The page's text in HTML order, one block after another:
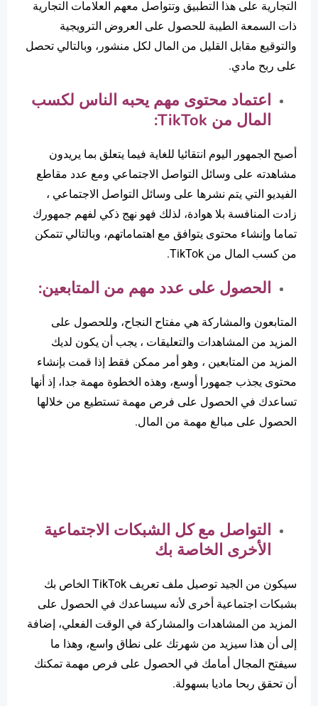
التجارية على هذا التطبيق وتتواصل معهم العلامات التجارية
ذات السمعة الطيبة للحصول على العروض الترويجية
والتوقيع مقابل القليل من المال لكل منشور، وبالتالي تحصل
على ربح مادي.
اعتماد محتوى مهم يحبه الناس لكسب
المال من TikTok
:
أصبح الجمهور اليوم انتقائيا للغاية فيما يتعلق بما يريدون
مشاهدته على وسائل التواصل الاجتماعي ومع عدد مقاطع
الفيديو التي يتم نشرها على وسائل التواصل الاجتماعي ،
زادت المنافسة بلا هوادة، لذلك فهو نهج ذكي لفهم جمهورك
تماما وإنشاء محتوى يتوافق مع اهتماماتهم، وبالتالي تتمكن
من كسب المال من TikTok.
الحصول على عدد مهم من المتابعين:
المتابعون والمشاركة هي مفتاح النجاح، وللحصول على
المزيد من المشاهدات والتعليقات ، يجب أن يكون لديك
المزيد من المتابعين ، وهو أمر ممكن فقط إذا قمت بإنشاء
محتوى يجذب جمهورا أوسع، وهذه الخطوة مهمة جدا، إذ أنها
تساعدك في الحصول على فرص مهمة تستطيع من خلالها
الحصول على مبالغ مهمة من المال.
التواصل مع كل الشبكات الاجتماعية
الأخرى الخاصة بك
سيكون من الجيد توصيل ملف تعريف TikTok الخاص بك
بشبكات اجتماعية أخرى لأنه سيساعدك في الحصول على
المزيد من المشاهدات والمشاركة في الوقت الفعلي، إضافة
إلى أن هذا سيزيد من شهرتك على نطاق واسع، وهذا ما
سيفتح المجال أمامك في الحصول على فرص مهمة تمكنك
أن تحقق ربحا ماديا بسهولة.